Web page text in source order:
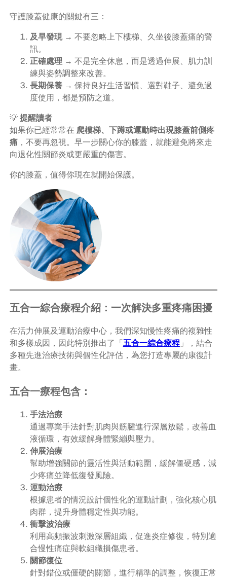
守護膝蓋健康的關鍵有三：
及早發現→ 不要忽略上下樓梯、久坐後膝蓋痛的警
訊。
正確處理 → 不是完全休息，而是透過伸展、肌力訓
練與姿勢調整來改善。
長期保養→ 保持良好生活習慣、選對鞋子、避免過
度使用，都是預防之道。
💡 提醒讀者
如果你已經常常在 爬樓梯、下蹲或運動時出現膝蓋前側疼
痛，不要再忽視。早一步關心你的膝蓋，就能避免將來走
向退化性關節炎或更嚴重的傷害。
你的膝蓋，值得你現在就開始保護。
五合一綜合療程介紹：一次解決多重疼痛困擾
在活力伸展及運動治療中心，我們深知慢性疼痛的複雜性
和多樣成因，因此特別推出了「 五合一綜合療程」，結合
多種先進治療技術與個性化評估，為您打造專屬的康復計
畫。
五合一療程包含：
手法治療
通過專業手法針對肌肉與筋腱進行深層放鬆，改善血
液循環，有效緩解身體緊繃與壓力。
伸展治療
幫助增強關節的靈活性與活動範圍，緩解僵硬感，減
少疼痛並降低復發風險。
運動治療
根據患者的情況設計個性化的運動計劃，強化核心肌
肉群，提升身體穩定性與功能。
衝擊波治療
利用高頻振波刺激深層組織，促進炎症修復，特別適
合慢性痛症與軟組織損傷患者。
關節復位
針對錯位或僵硬的關節，進行精準的調整，恢復正常